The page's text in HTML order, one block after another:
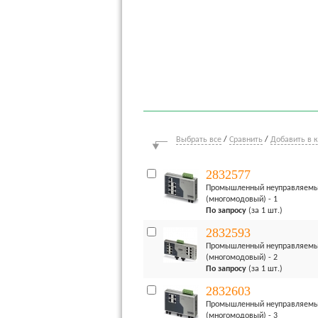
Выбрать все / Сравнить / Добавить в
2832577
Промышленный
(многомодовый) - 1
По запросу (за 1 шт.)
2832593
Промышленный
(многомодовый) - 2
По запросу (за 1 шт.)
2832603
Промышленный
(многомодовый) - 3